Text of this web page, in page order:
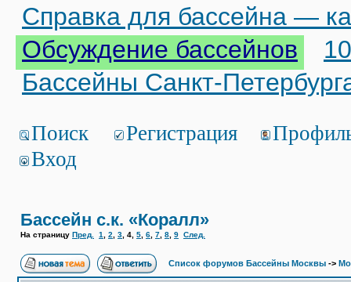
Справка для бассейна —
Обсуждение бассейнов
Бассейны Санкт-
Поиск Регистрация
Вход
Бассейн с.к. «Коралл»
На страницу Пред. 1 2 3 4 5 6 7 8 9 След.
Список форумов Бассейны Москвы ->